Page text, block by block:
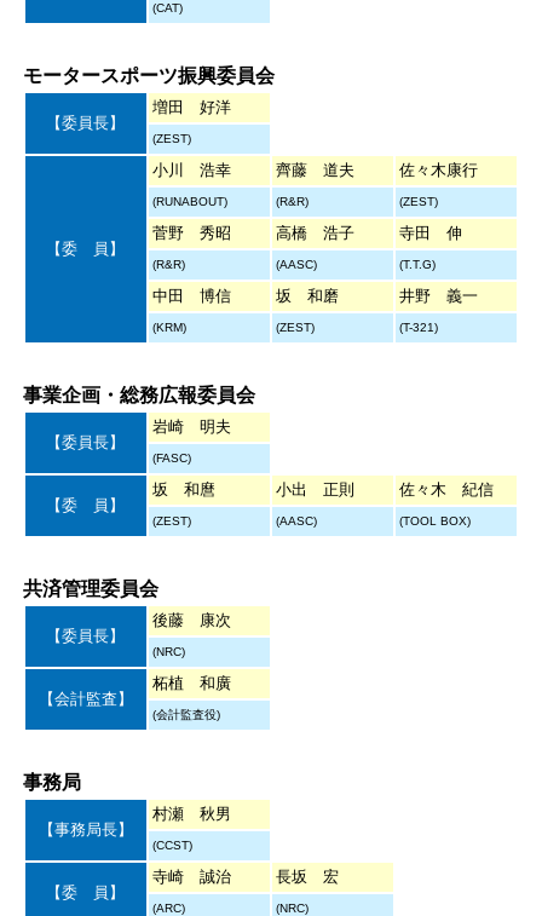
(CAT)
モータースポーツ振興委員会
【委員長】
増田 好洋
(ZEST)
【委 員】
小川 浩幸 齊藤 道夫 佐々木康行
(RUNABOUT) (R&R) (ZEST)
菅野 秀昭 高橋 浩子 寺田 伸
(R&R) (AASC) (T.T.G)
中田 博信 坂 和磨 井野 義一
(KRM) (ZEST) (T-321)
事業企画・総務広報委員会
【委員長】
岩崎 明夫
(FASC)
【委 員】
坂 和麿 小出 正則 佐々木 紀信
(ZEST) (AASC) (TOOL BOX)
共済管理委員会
【委員長】
後藤 康次
(NRC)
【会計監査】
柘植 和廣
(会計監査役)
事務局
【事務局長】
村瀬 秋男
(CCST)
【委 員】
寺崎 誠治 長坂 宏
(ARC) (NRC)